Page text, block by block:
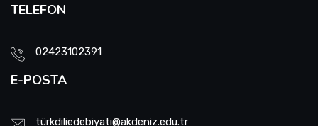
TELEFON
02423102391
E-POSTA
türkdiliedebiyati@akdeniz.edu.tr